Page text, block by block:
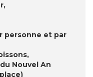
personne et par
Nouvel An